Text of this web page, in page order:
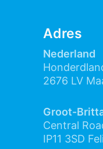
Adres
Nederland
2676 LV
Groot-
Central
IP11 3SD